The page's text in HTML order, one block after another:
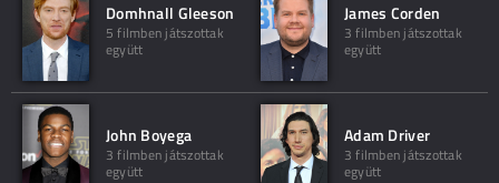
Domhnall Gleeson
5 filmben játszottak
együtt
James Corden
3 filmben játszottak
együtt
John Boyega
3 filmben játszottak
együtt
Adam Driver
3 filmben játszottak
együtt